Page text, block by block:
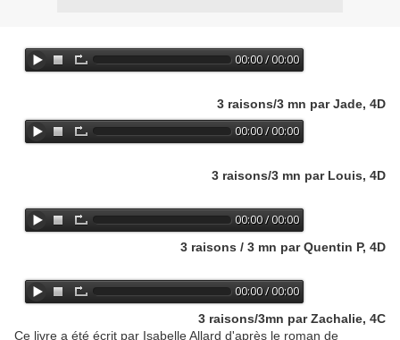
3 raisons/3 mn par Jade, 4D
3 raisons/3 mn par Louis, 4D
3 raisons / 3 mn par Quentin P, 4D
3 raisons/3mn par Zachalie, 4C
Ce livre a été écrit par Isabelle Allard d'après le roman de